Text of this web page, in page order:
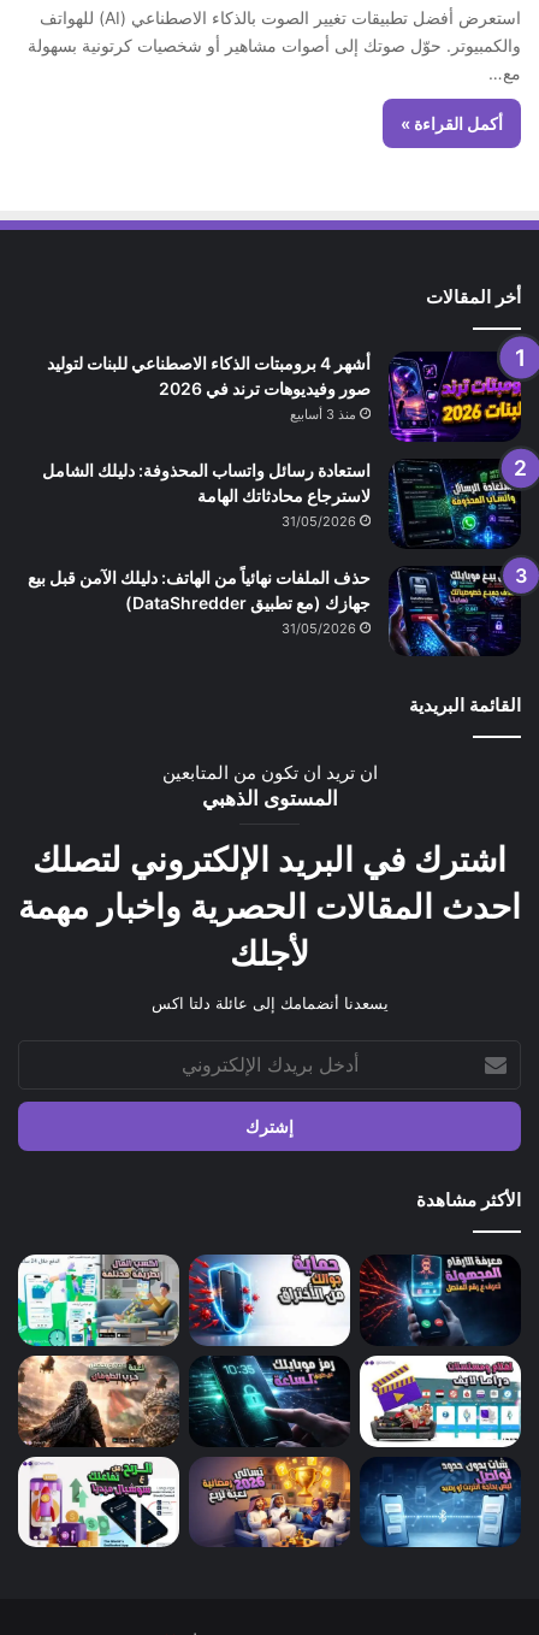
استعرض أفضل تطبيقات تغيير الصوت بالذكاء الاصطناعي (AI) للهواتف
والكمبيوتر. حوّل صوتك إلى أصوات مشاهير أو شخصيات كرتونية بسهولة
مع…
أكمل القراءة »
أخر المقالات
أشهر 4 برومبتات الذكاء الاصطناعي للبنات لتوليد
صور وفيديوهات ترند في 2026
منذ 3 أسابيع
استعادة رسائل واتساب المحذوفة: دليلك الشامل
لاسترجاع محادثاتك الهامة
31/05/2026
حذف الملفات نهائياً من الهاتف: دليلك الآمن قبل بيع
جهازك (مع تطبيق DataShredder)
31/05/2026
القائمة البريدية
ان تريد ان تكون من المتابعين
المستوى الذهبي
اشترك في البريد الإلكتروني لتصلك
احدث المقالات الحصرية واخبار مهمة
لأجلك
يسعدنا أنضمامك إلى عائلة دلتا اكس
أدخل
بريدك
الإلكتروني
الأكثر مشاهدة